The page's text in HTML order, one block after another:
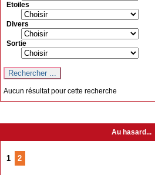
Etoiles
Divers
Sortie
Aucun résultat pour cette recherche
Au hasard...
1 2